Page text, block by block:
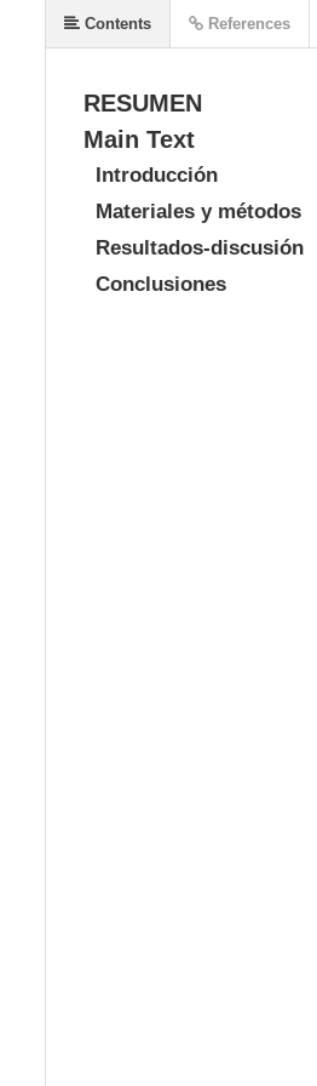
RESUMEN
Main Text
Introducción
Materiales y métodos
Resultados-discusión
Conclusiones
Contents References